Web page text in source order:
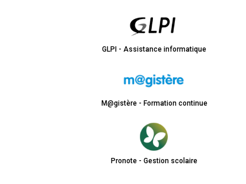
GLPI - Assistance informatique
M@gistère - Formation continue
Pronote - Gestion scolaire